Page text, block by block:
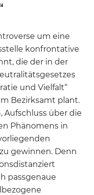
um eine
konfrontative
die der in der
und Vielfalt“
Bezirksamt plant.
Aufschluss über die
Phänomens in
gewinnen. Denn
passgenaue